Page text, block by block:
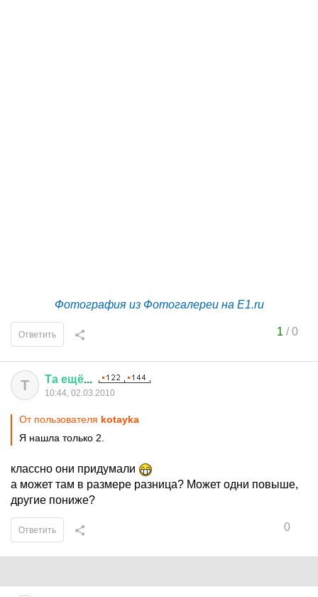
Фотография из Фотогалереи на E1.ru
1 /0
Ответить
Т Та ещё...
10:44, 02.03.2010
От пользователя kotayka
Я нашла только 2.
классно они придумали
а может там в размере разница? Может одни повыше,
другие пониже?
0
Ответить